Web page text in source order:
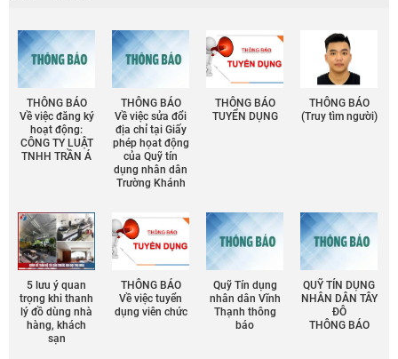
THÔNG BÁO
Về việc đăng ký
hoạt động:
CÔNG TY LUẬT
TNHH TRẦN Á
THÔNG BÁO
Về việc sửa đổi
địa chỉ tại Giấy
phép họat động
của Quỹ tín
dụng nhân dân
Trường Khánh
THÔNG BÁO
TUYỂN DỤNG
THÔNG BÁO
(Truy tìm người)
5 lưu ý quan
trọng khi thanh
lý đồ dùng nhà
hàng, khách
sạn
THÔNG BÁO
Về việc tuyển
dụng viên chức
Quỹ Tín dụng
nhân dân Vĩnh
Thạnh thông
báo
QUỸ TÍN DỤNG
NHÂN DÂN TÂY
ĐÔ
THÔNG BÁO